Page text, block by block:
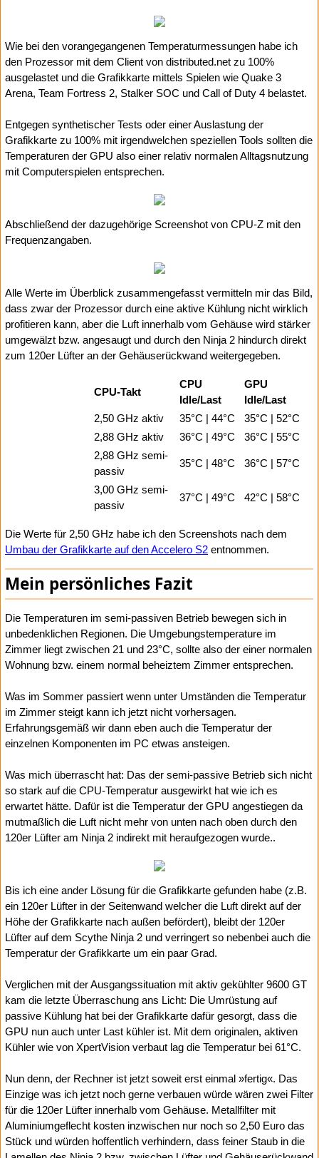
Wie bei den vorangegangenen Temperaturmessungen habe ich
den Prozessor mit dem Client von distributed.net zu 100%
ausgelastet und die Grafikkarte mittels Spielen wie Quake 3
Arena, Team Fortress 2, Stalker SOC und Call of Duty 4 belastet.
Entgegen synthetischer Tests oder einer Auslastung der
Grafikkarte zu 100% mit irgendwelchen speziellen Tools sollten die
Temperaturen der GPU also einer relativ normalen Alltagsnutzung
mit Computerspielen entsprechen.
Abschließend der dazugehörige Screenshot von CPU-Z mit den
Frequenzangaben.
Alle Werte im Überblick zusammengefasst vermitteln mir das Bild,
dass zwar der Prozessor durch eine aktive Kühlung nicht wirklich
profitieren kann, aber die Luft innerhalb vom Gehäuse wird stärker
umgewälzt bzw. angesaugt und durch den Ninja 2 hindurch direkt
zum 120er Lüfter an der Gehäuserückwand weitergegeben.
CPU-Takt
CPU
Idle/Last
GPU
Idle/Last
2,50 GHz aktiv
35°C | 44°C
35°C | 52°C
2,88 GHz aktiv
36°C | 49°C
36°C | 55°C
2,88 GHz semi-
passiv
35°C | 48°C 36°C | 57°C
3,00 GHz semi-
passiv
37°C | 49°C 42°C | 58°C
Die Werte für 2,50 GHz habe ich den Screenshots nach dem
Umbau der Grafikkarte auf den Accelero S2 entnommen.
Mein persönliches Fazit
Die Temperaturen im semi-passiven Betrieb bewegen sich in
unbedenklichen Regionen. Die Umgebungstemperature im
Zimmer liegt zwischen 21 und 23°C, sollte also der einer normalen
Wohnung bzw. einem normal beheiztem Zimmer entsprechen.
Was im Sommer passiert wenn unter Umständen die Temperatur
im Zimmer steigt kann ich jetzt nicht vorhersagen.
Erfahrungsgemäß wir dann eben auch die Temperatur der
einzelnen Komponenten im PC etwas ansteigen.
Was mich überrascht hat: Das der semi-passive Betrieb sich nicht
so stark auf die CPU-Temperatur ausgewirkt hat wie ich es
erwartet hätte. Dafür ist die Temperatur der GPU angestiegen da
mutmaßlich die Luft nicht mehr von unten nach oben durch den
120er Lüfter am Ninja 2 indirekt mit heraufgezogen wurde..
Bis ich eine ander Lösung für die Grafikkarte gefunden habe (z.B.
ein 120er Lüfter in der Seitenwand welcher die Luft direkt auf der
Höhe der Grafikkarte nach außen befördert), bleibt der 120er
Lüfter auf dem Scythe Ninja 2 und verringert so nebenbei auch die
Temperatur der Grafikkarte um ein paar Grad.
Verglichen mit der Ausgangssituation mit aktiv gekühlter 9600 GT
kam die letzte Überraschung ans Licht: Die Umrüstung auf
passive Kühlung hat bei der Grafikkarte dafür gesorgt, dass die
GPU nun auch unter Last kühler ist. Mit dem originalen, aktiven
Kühler wie von XpertVision verbaut lag die Temperatur bei 61°C.
Nun denn, der Rechner ist jetzt soweit erst einmal »fertig«. Das
Einzige was ich jetzt noch gerne verbauen würde wären zwei Filter
für die 120er Lüfter innerhalb vom Gehäuse. Metallfilter mit
Aluminiumgeflecht kosten inzwischen nur noch so 2,50 Euro das
Stück und würden hoffentlich verhindern, dass feiner Staub in die